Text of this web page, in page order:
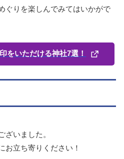
ぐりを楽しんでみてはいかがで
をいただける神社7選！
ざいました。
お立ち寄りください！